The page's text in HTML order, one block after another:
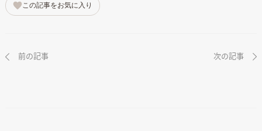
この記事をお気に入り
前の記事 次の記事